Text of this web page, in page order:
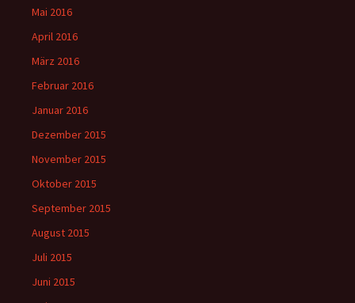
Mai 2016
April 2016
März 2016
Februar 2016
Januar 2016
Dezember 2015
November 2015
Oktober 2015
September 2015
August 2015
Juli 2015
Juni 2015